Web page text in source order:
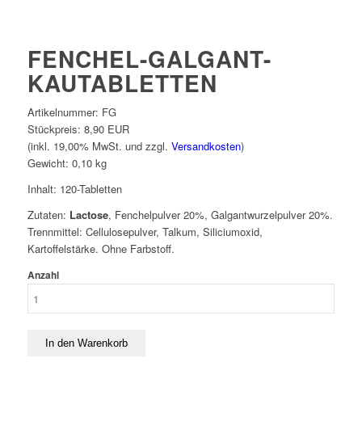
FENCHEL-GALGANT-
KAUTABLETTEN
Artikelnummer: FG
Stückpreis: 8,90 EUR
(inkl. 19,00% MwSt. und zzgl. Versandkosten)
Gewicht: 0,10kg
Inhalt: 120-Tabletten
Zutaten: Lactose, Fenchelpulver 20%, Galgantwurzelpulver 20%.
Trennmittel: Cellulosepulver, Talkum, Siliciumoxid,
Kartoffelstärke. Ohne Farbstoff.
Anzahl